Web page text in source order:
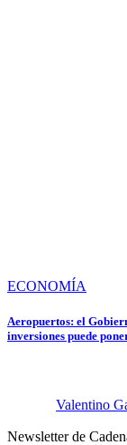
ECONOMÍA
Aeropuertos: el
inversiones puede
Valentino
Newsletter de